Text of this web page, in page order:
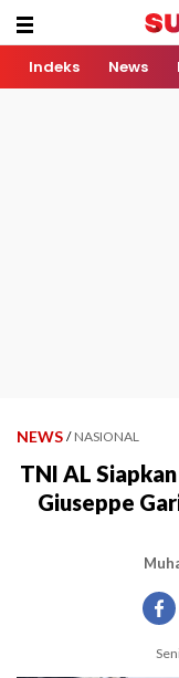
Indeks News
NEWS / NASIONAL
TNI AL
Giuseppe